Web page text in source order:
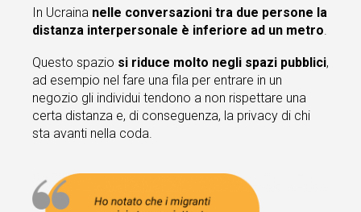
In Ucraina nelle conversazioni tra due persone la
distanza interpersonale è inferiore ad un metro
Questo spazio si riduce molto negli spazi pubblici,
ad esempio nel fare una fila per entrare in un
negozio gli individui tendono a non rispettare una
certa distanza e, di conseguenza, la privacy di chi
sta avanti nella coda.